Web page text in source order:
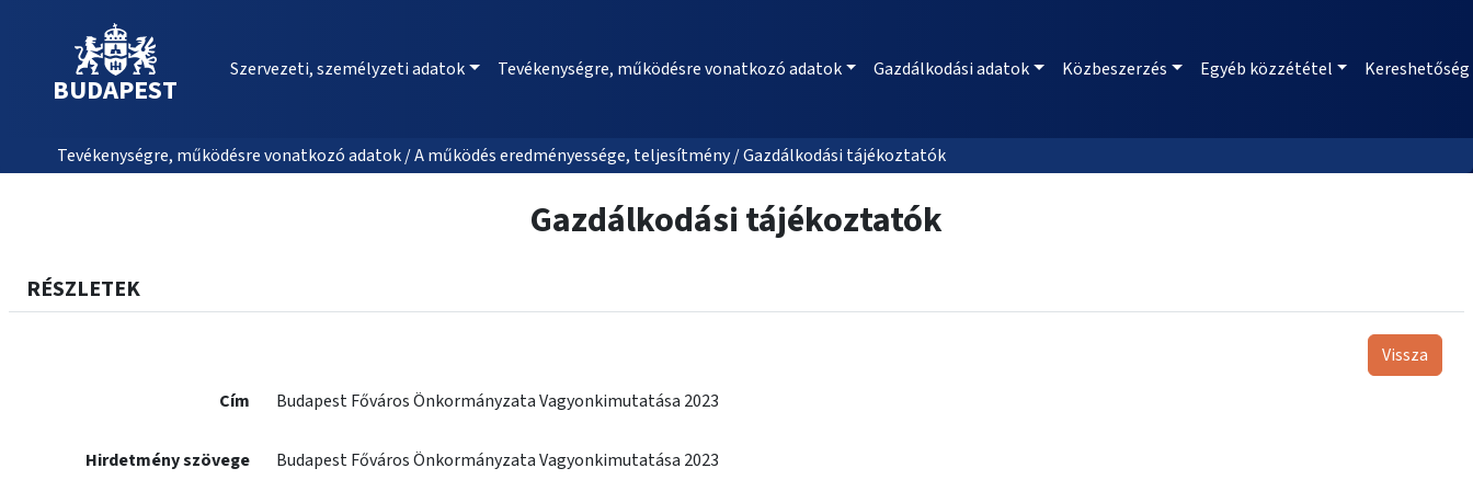
BUDAPEST
Szervezeti, személyzeti adatok Tevékenységre, működésre vonatkozó adatok Gazdálkodási adatok Közbeszerzés Egyéb közzététel Kereshetőség
Tevékenységre, működésre vonatkozó adatok / A működés eredményessége, teljesítmény / Gazdálkodási tájékoztatók
Gazdálkodási tájékoztatók
RÉSZLETEK
Vissza
Cím
Budapest Főváros Önkormányzata Vagyonkimutatása 2023
Hirdetmény szövege Budapest Főváros Önkormányzata Vagyonkimutatása 2023